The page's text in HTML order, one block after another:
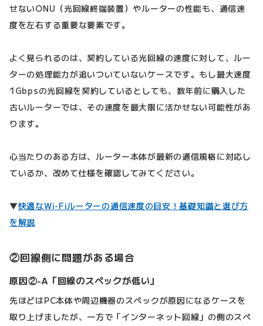
せないONU（光回線終端装置）やルーターの性能も、通信速
度を左右する重要な要素です。
よく見られるのは、契約している光回線の速度に対して、ルー
ターの処理能力が追いついていないケースです。もし最大速度
1Gbpsの光回線を契約しているとしても、数年前に購入した
古いルーターでは、その速度を最大限に活かせない可能性があ
ります。
心当たりのある方は、ルーター本体が最新の通信規格に対応し
ているか、改めて仕様を確認してみてください。
▼快適なWi-Fiルーターの通信速度の目安！基礎知識と選び方
を解説
②回線側に問題がある場合
原因②-A「回線のスペックが低い」
先ほどはPC本体や周辺機器のスペックが原因になるケースを
取り上げましたが、一方で「インターネット回線」の側のスペ